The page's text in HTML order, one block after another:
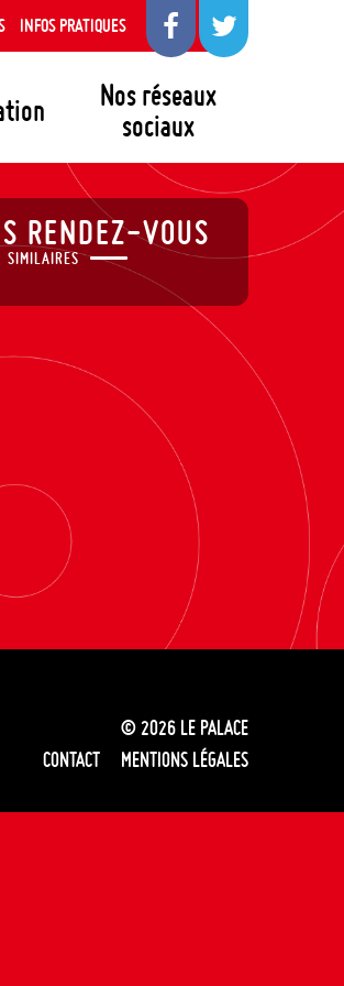
Nos réseaux
sociaux
INFOS PRATIQUES
RENDEZ-VOUS
SIMILAIRES
© 2026 LE PALACE
CONTACT
MENTIONS LÉGALES